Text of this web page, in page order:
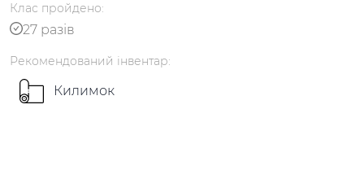
Українська
Клас пройдено:
27 разів
Рекомендований інвентар:
Килимок